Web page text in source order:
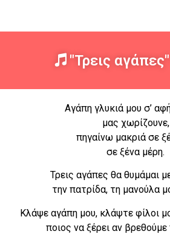
"Τρεις αγάπες"
Αγάπη γλυκιά μου σ’
μας χωρίζουνε,
πηγαίνω μακριά σε
σε ξένα μέρη.
Τρεις αγάπες θα θυμάμαι
την πατρίδα, τη μανούλα
Κλάψε αγάπη μου, κλάψτε φίλοι
ποιος να ξέρει αν